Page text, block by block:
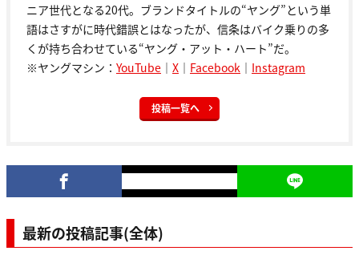
ニア世代となる20代。ブランドタイトルの“ヤング”という単
語はさすがに時代錯誤とはなったが、信条はバイク乗りの多
くが持ち合わせている“ヤング・アット・ハート”だ。
※ヤングマシン： YouTube ｜ X ｜ Facebook ｜ Instagram
投稿一覧へ
最新の投稿記事(全体)